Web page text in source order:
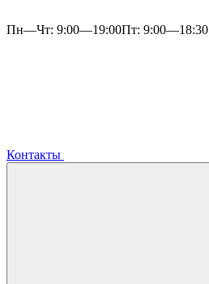
Пн—Чт: 9:00—19:00Пт: 9:00—18:30
Контакты